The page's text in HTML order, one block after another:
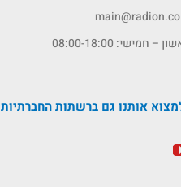
– חמישי: 08:00-18:00
אותנו גם ברשתות החברתיות